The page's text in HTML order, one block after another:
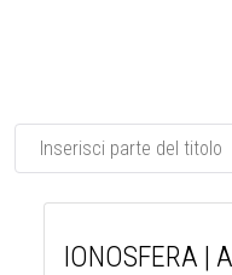
Inserisci parte del titolo
IONOSFERA |